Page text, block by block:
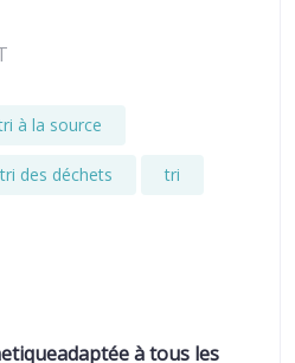
à la source
tri des déchets tri
à tous les